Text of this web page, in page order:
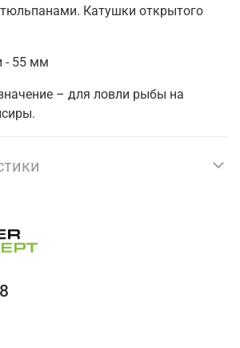
Катушки открытого
- 55 мм
– для ловли рыбы на